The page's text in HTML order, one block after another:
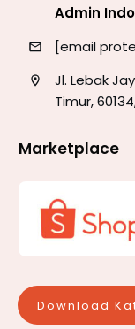
Admin
[email
Jl. Lebak
Timur,
Marketplace
Download